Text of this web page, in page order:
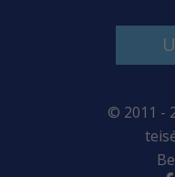
© 2011 -